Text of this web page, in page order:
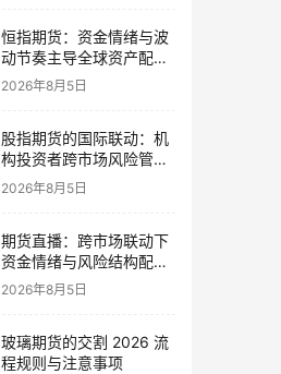
恒指期货：资金情绪与波
动节奏主导全球资产配置
的思路
2026年8月5日
股指期货的国际联动：机
构投资者跨市场风险管理
策略
2026年8月5日
期货直播：跨市场联动下
资金情绪与风险结构配置
逻辑
2026年8月5日
玻璃期货的交割 2026 流
程规则与注意事项